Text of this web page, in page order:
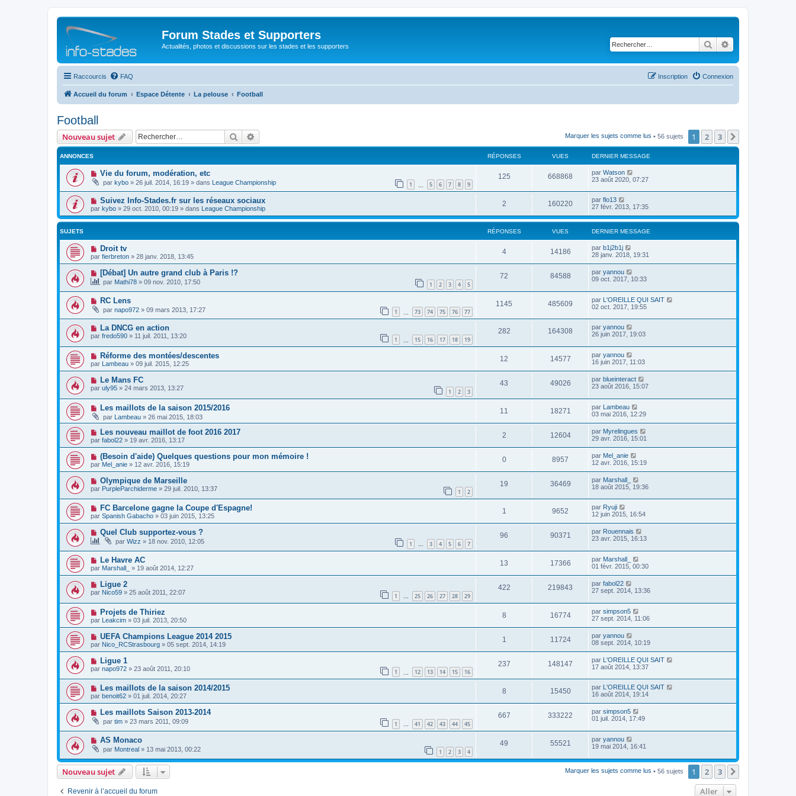
Forum Stades et Supporters
Actualités, photos et discussions sur les stades et les supporters Rechercher
Raccourcis FAQ Connexion
Inscription
Accueil du forum Espace Détente La pelouse Football
Football
Nouveau sujet Rechercher Marquer les sujets comme lus • 56 sujets 1 2 3
ANNONCES RÉPONSES VUES DERNIER MESSAGE
Vie du forum, modération, etc
par kybo » 26 juil. 2014, 16:19 » dans League Championship 1 5 6 7 8 9
125 668868 par Watson
23 août 2020, 07:27
Suivez Info-Stades.fr sur les réseaux sociaux
par kybo » 29 oct. 2010, 00:19 » dans League Championship
2 160220 par flo13
27 févr. 2013, 17:35
SUJETS RÉPONSES VUES DERNIER MESSAGE
Droit tv
par fierbreton » 28 janv. 2018, 13:45
4 14186 par b1j2b1j
28 janv. 2018, 19:31
[Débat] Un autre grand club à Paris !?
par Mathi78 » 09 nov. 2010, 17:50 1 2 3 4 5
72 84588 par yannou
09 oct. 2017, 10:33
RC Lens
par napo972 » 09 mars 2013, 17:27 1 73 74 75 76 77
1145 485609 par L'OREILLE QUI SAIT
02 oct. 2017, 19:55
La DNCG en action
par fredo590 » 11 juil. 2011, 13:20 1 15 16 17 18 19
282 164308 par yannou
26 juin 2017, 19:03
Réforme des montées/descentes
par Lambeau » 09 juil. 2015, 12:25
12 14577 par yannou
16 juin 2017, 11:03
Le Mans FC
par uly95 » 24 mars 2013, 13:27 1 2 3
43 49026 par blueinteract
23 août 2016, 15:07
Les maillots de la saison 2015/2016
par Lambeau » 26 mai 2015, 18:03
11 18271 par Lambeau
03 mai 2016, 12:29
Les nouveau maillot de foot 2016 2017
par fabol22 » 19 avr. 2016, 13:17
2 12604 par Myrelingues
29 avr. 2016, 15:01
(Besoin d'aide) Quelques questions pour mon mémoire !
par Mel_anie » 12 avr. 2016, 15:19
0 8957 par Mel_anie
12 avr. 2016, 15:19
Olympique de Marseille
par PurpleParchiderme » 29 juil. 2010, 13:37 1 2
19 36469 par Marshall_
18 août 2015, 19:36
FC Barcelone gagne la Coupe d'Espagne!
par Spanish Gabacho » 03 juin 2015, 13:25
1 9652 par Ryuji
12 juin 2015, 16:54
Quel Club supportez-vous ?
par Wizz » 18 nov. 2010, 12:05 1 … 3 4 5 6 7
96 90371 par Rouennais
23 avr. 2015, 16:13
Le Havre AC
par Marshall_ » 19 août 2014, 12:27
13 17366 par Marshall_
01 févr. 2015, 00:30
Ligue 2
par Nico59 » 25 août 2011, 22:07 1 … 25 26 27 28 29
422 219843 par fabol22
27 sept. 2014, 13:36
Projets de Thiriez
par Leakcim » 03 juil. 2013, 20:50
8 16774 par simpson5
27 sept. 2014, 11:06
UEFA Champions League 2014 2015
par Nico_RCStrasbourg » 05 sept. 2014, 14:19
1 11724 par yannou
08 sept. 2014, 10:19
Ligue 1
par napo972 » 23 août 2011, 20:10 1 12 13 14 15 16
237 148147 par L'OREILLE QUI SAIT
17 août 2014, 13:37
Les maillots de la saison 2014/2015
par benoit62 » 01 juil. 2014, 20:27
8 15450 par
L'OREILLE QUI SAIT
16 août 2014, 19:14
Les maillots Saison 2013-2014
par tim » 23 mars 2011, 09:09 1 … 41 42 43 44 45
667 333222 par simpson5
01 juil. 2014, 17:49
AS Monaco
par Montreal » 13 mai 2013, 00:22 1 2 3 4
49 55521 par yannou
19 mai 2014, 16:41
Nouveau sujet Marquer les sujets comme lus • 56 sujets 1 2 3
Revenir à l’accueil du forum Aller